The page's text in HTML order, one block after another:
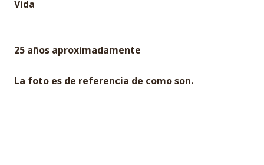
Vida
25 años aproximadamente
La foto es de referencia de como son.